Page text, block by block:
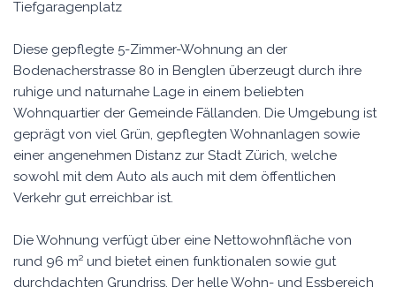
Tiefgaragenplatz
Diese gepflegte 5-Zimmer-Wohnung an der
Bodenacherstrasse 80 in Benglen überzeugt durch ihre
ruhige und naturnahe Lage in einem beliebten
Wohnquartier der Gemeinde Fällanden. Die Umgebung ist
geprägt von viel Grün, gepflegten Wohnanlagen sowie
einer angenehmen Distanz zur Stadt Zürich, welche
sowohl mit dem Auto als auch mit dem öffentlichen
Verkehr gut erreichbar ist.
Die Wohnung verfügt über eine Nettowohnfläche von
rund 96 m² und bietet einen funktionalen sowie gut
durchdachten Grundriss. Der helle Wohn- und Essbereich